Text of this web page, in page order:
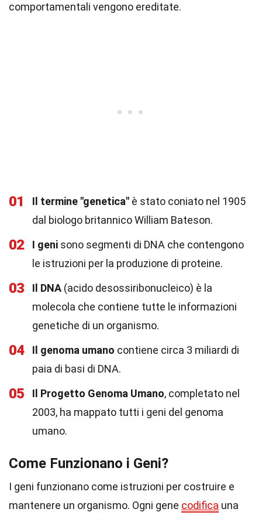
comportamentali vengono ereditate.
01 Il termine "genetica" è stato coniato nel 1905
dal biologo britannico William Bateson.
02 I geni sono segmenti di DNA che contengono
le istruzioni per la produzione di proteine.
03 Il DNA (acido desossiribonucleico) è la
molecola che contiene tutte le informazioni
genetiche di un organismo.
04 Il genoma umano contiene circa 3 miliardi di
paia di basi di DNA.
05 Il Progetto Genoma Umano, completato nel
2003, ha mappato tutti i geni del genoma
umano.
Come Funzionano i Geni?
I geni funzionano come istruzioni per costruire e
mantenere un organismo. Ogni gene codifica una